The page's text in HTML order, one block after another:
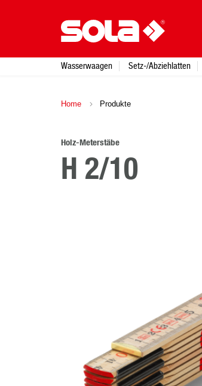
Home Produkte
Holz-Meterstäbe
H 2/10
Wasserwaagen Setz-/Abziehlatten